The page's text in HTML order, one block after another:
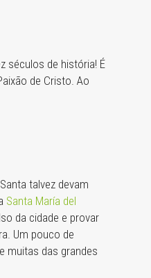
séculos de história! É
de Cristo. Ao
talvez devam
Santa María del
da cidade e provar
Um pouco de
muitas das grandes